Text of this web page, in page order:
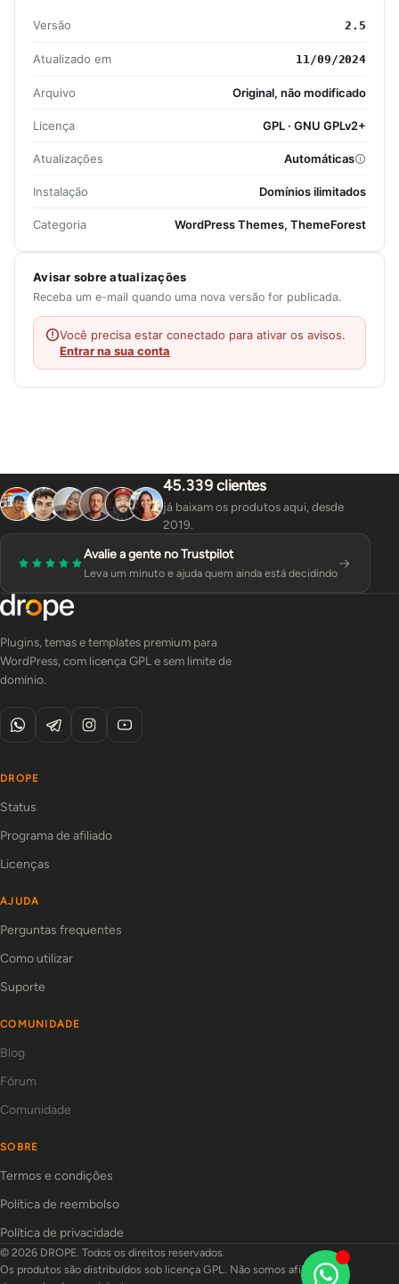
Versão 2.5
Atualizado em 11/09/2024
Arquivo Original, não modificado
Licença GPL · GNU GPLv2+
Atualizações Automáticas
Instalação Domínios ilimitados
Categoria WordPress Themes, ThemeForest
Avisar sobre atualizações
Receba um e-mail quando uma nova versão for publicada.
Você precisa estar conectado para ativar os avisos.
Entrar na sua conta
45.339 clientes
já baixam os produtos aqui, desde
2019.
Avalie a gente no Trustpilot
Leva um minuto e ajuda quem ainda está decidindo
Plugins, temas e templates premium para
WordPress, com licença GPL e sem limite de
domínio.
DROPE
Status
Programa de afiliado
Licenças
AJUDA
Perguntas frequentes
Como utilizar
Suporte
COMUNIDADE
Blog
Fórum
Comunidade
SOBRE
Termos e condições
Política de reembolso
Política de privacidade
© 2026 DROPE. Todos os direitos reservados.
Os produtos são distribuídos sob licença GPL. Não somos afiliados aos